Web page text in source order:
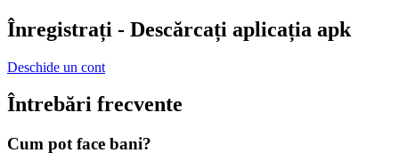
Înregistrați - Descărcați aplicația apk
Deschide un cont
Întrebări frecvente
Cum pot face bani?